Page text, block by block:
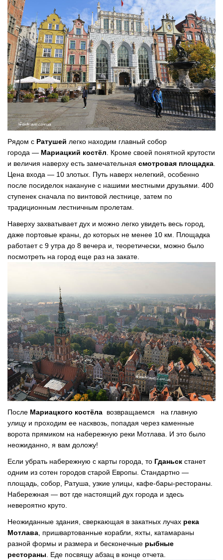
Рядом с Ратушей легко находим главный собор
города — Мариацкий костёл. Кроме своей понятной крутости
и величия наверху есть замечательная смотровая площадка.
Цена входа — 10 злотых. Путь наверх нелегкий, особенно
после посиделок накануне с нашими местными друзьями. 400
ступенек сначала по винтовой лестнице, затем по
традиционным лестничным пролетам.
Наверху захватывает дух и можно легко увидеть весь город,
даже портовые краны, до которых не менее 10 км. Площадка
работает с 9 утра до 8 вечера и, теоретически, можно было
посмотреть на город еще раз на закате.
После Мариацкого костёла возвращаемся на главную
улицу и проходим ее насквозь, попадая через каменные
ворота прямиком на набережную реки Мотлава. И это было
неожиданно, я вам доложу!
Если убрать набережную с карты города, то Гданьск станет
одним из сотен городов старой Европы. Стандартно —
площадь, собор, Ратуша, узкие улицы, кафе-бары-рестораны.
Набережная — вот где настоящий дух города и здесь
невероятно круто.
Неожиданные здания, сверкающая в закатных лучах река
Мотлава , пришвартованные корабли, яхты, катамараны
разной формы и размера и бесконечные рыбные
рестораны . Еде посвящу абзац в конце отчета.